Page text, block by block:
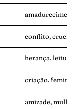
conflito,
herança, leitura,
criação,
amizade,